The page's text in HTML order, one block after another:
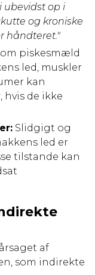
ubevidst op i
og kroniske
håndteret."
piskesmæld
led, muskler
kan
hvis de ikke
Slidgigt og
led er
tilstande kan
af
som indirekte